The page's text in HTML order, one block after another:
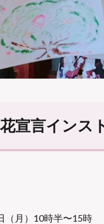
宣言インス
（月）10時半〜15時